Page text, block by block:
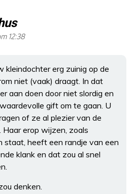
12:38
kleindochter erg zuinig op de
niet (vaak) draagt. In dat
aan doen door niet slordig en
gift om te gaan. U
of ze al plezier van de
erop wijzen, zoals
staat, heeft een randje van een
klank en dat zou al snel
denken.